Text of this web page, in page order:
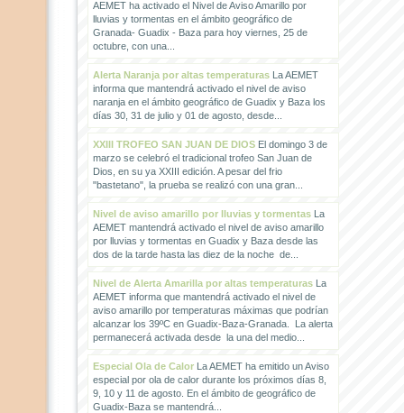
AEMET ha activado el Nivel de Aviso Amarillo por
lluvias y tormentas en el ámbito geográfico de
Granada- Guadix - Baza para hoy viernes, 25 de
octubre, con una...
Alerta Naranja por altas temperaturasLa AEMET
informa que mantendrá activado el nivel de aviso
naranja en el ámbito geográfico de Guadix y Baza los
días 30, 31 de julio y 01 de agosto, desde...
XXIII TROFEO SAN JUAN DE DIOSEl domingo 3 de
marzo se celebró el tradicional trofeo San Juan de
Dios, en su ya XXIII edición. A pesar del frio
"bastetano", la prueba se realizó con una gran...
Nivel de aviso amarillo por lluvias y tormentasLa
AEMET mantendrá activado el nivel de aviso amarillo
por lluvias y tormentas en Guadix y Baza desde las
dos de la tarde hasta las diez de la noche de...
Nivel de Alerta Amarilla por altas temperaturasLa
AEMET informa que mantendrá activado el nivel de
aviso amarillo por temperaturas máximas que podrían
alcanzar los 39ºC en Guadix-Baza-Granada. La alerta
permanecerá activada desde la una del medio...
Especial Ola de CalorLa AEMET ha emitido un Aviso
especial por ola de calor durante los próximos días 8,
9, 10 y 11 de agosto. En el ámbito de geográfico de
Guadix-Baza se mantendrá...